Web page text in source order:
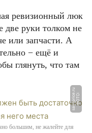
ревизионный люк
две руки толком не
или запчасти. А
− ещё и
глянуть, что там
Ф
О
Т
О:
s
a
n
t
p
ri
c
e.
r
u
большим, не жалейте для